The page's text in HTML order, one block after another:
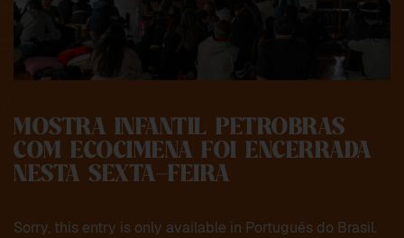
MOSTRA INFANTIL PETROBRAS
COM ECOCIMENA FOI ENCERRADA
NESTA SEXTA-FEIRA
Sorry, this entry is only available in Português do Brasil.